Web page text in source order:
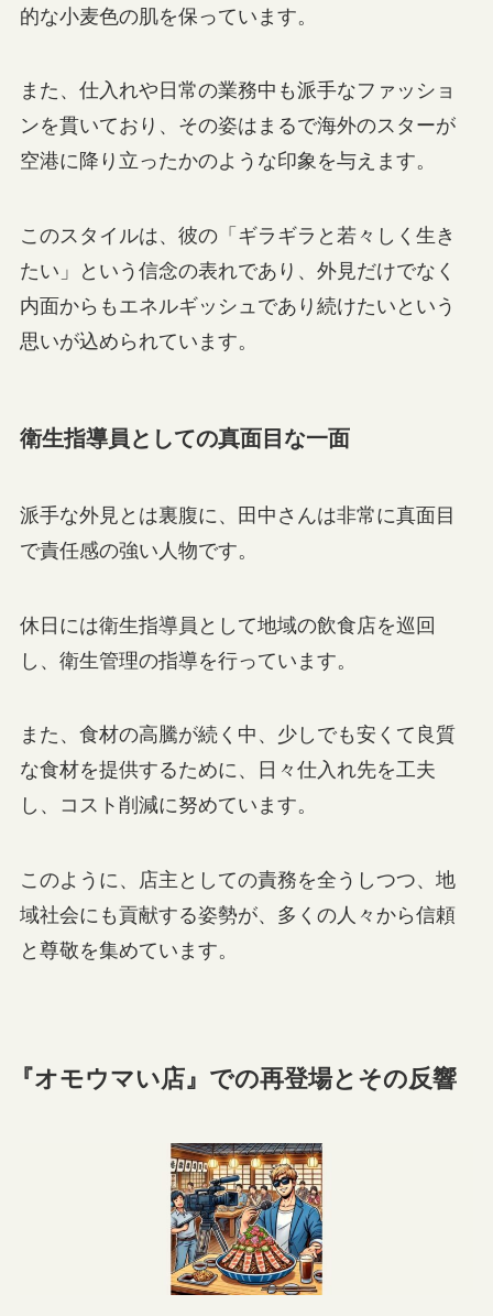
的な小麦色の肌を保っています。
また、仕入れや日常の業務中も派手なファッショ
ンを貫いており、その姿はまるで海外のスターが
空港に降り立ったかのような印象を与えます。
このスタイルは、彼の「ギラギラと若々しく生き
たい」という信念の表れであり、外見だけでなく
内面からもエネルギッシュであり続けたいという
思いが込められています。
衛生指導員としての真面目な一面
派手な外見とは裏腹に、田中さんは非常に真面目
で責任感の強い人物です。
休日には衛生指導員として地域の飲食店を巡回
し、衛生管理の指導を行っています。
また、食材の高騰が続く中、少しでも安くて良質
な食材を提供するために、日々仕入れ先を工夫
し、コスト削減に努めています。
このように、店主としての責務を全うしつつ、地
域社会にも貢献する姿勢が、多くの人々から信頼
と尊敬を集めています。
『オモウマい店』での再登場とその反響